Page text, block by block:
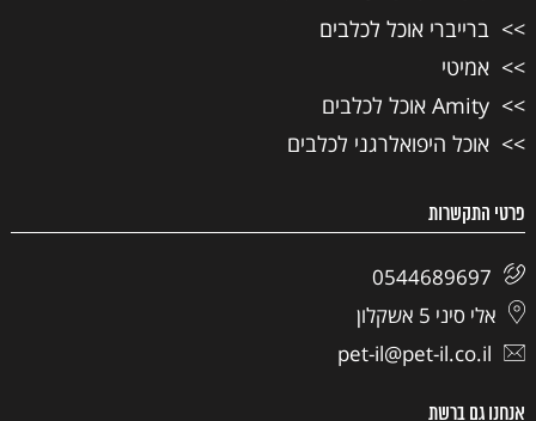
ברייברי אוכל לכלבים
אמיטי
Amity אוכל לכלבים
אוכל היפואלרגני לכלבים
פרטי התקשרות
0544689697
אלי סיני 5 אשקלון
pet-il@pet-il.co.il
אנחנו גם ברשת